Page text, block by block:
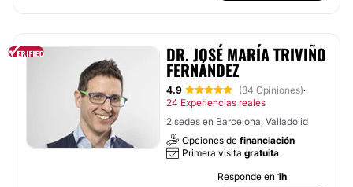
DR. JOSÉ MARÍA TRIVIÑO
FERNÁNDEZ
4.9 (84 Opiniones)·
24 Experiencias reales
2 sedes en Barcelona, Valladolid
Opciones de financiación
Primera visita gratuita
Responde en 1h